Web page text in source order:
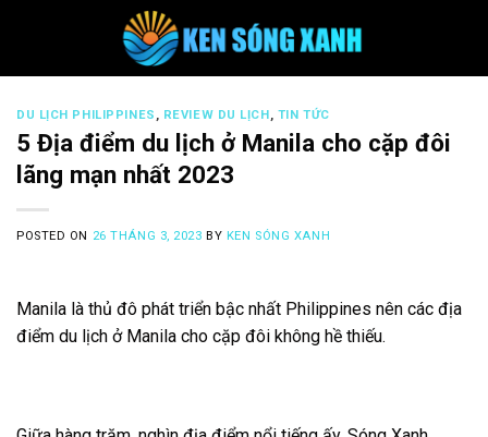
DU LỊCH PHILIPPINES , REVIEW DU LỊCH, TIN TỨC
5 Địa điểm du lịch ở Manila cho cặp đôi
lãng mạn nhất 2023
POSTED ON 26 THÁNG 3, 2023 BY KEN SÓNG XANH
Manila là thủ đô phát triển bậc nhất Philippines nên các địa
điểm du lịch ở Manila cho cặp đôi không hề thiếu.